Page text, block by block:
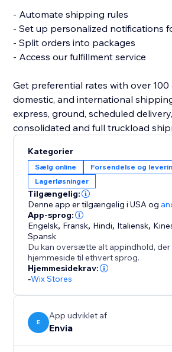
- Automate shipping rules
- Set up personalized notifications
- Split orders into packages
- Access our fulfillment service
Get preferential rates with over 100
domestic, and international
express, ground, scheduled
Kategorier
Sælg online
Forsendelse og
Lagerløsninger
Tilgængelig:
Denne app er tilgængelig i USAog
App-sprog:
Engelsk, Fransk, Hindi, Italiensk,
Spansk
Du kan oversætte alt appindhold, der
hjemmeside til ethvert sprog.
Hjemmesidekrav:
-Wix Stores
E
App udviklet af
Envia